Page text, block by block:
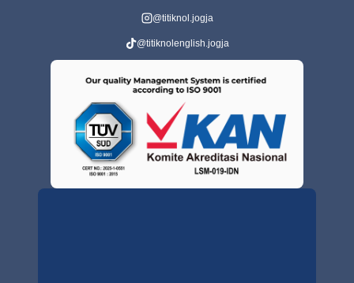
@titiknol.jogja
@titiknolenglish.jogja